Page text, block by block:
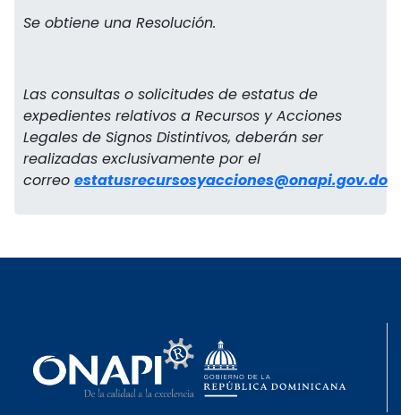
Se obtiene una Resolución.
Las consultas o solicitudes de estatus de
expedientes relativos a Recursos y Acciones
Legales de Signos Distintivos, deberán ser
realizadas exclusivamente por el
correo estatusrecursosyacciones@onapi.gov.do